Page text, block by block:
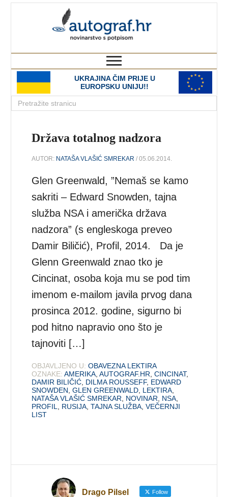
UKRAJINA ČIM PRIJE U
EUROPSKU UNIJU!!
Država totalnog nadzora
AUTOR: NATAŠA VLAŠIĆ SMREKAR / 05.06.2014.
Glen Greenwald, ”Nemaš se kamo
sakriti – Edward Snowden, tajna
služba NSA i američka država
nadzora” (s engleskoga preveo
Damir Biličić), Profil, 2014. Da je
Glenn Greenwald znao tko je
Cincinat, osoba koja mu se pod tim
imenom e-mailom javila prvog dana
prosinca 2012. godine, sigurno bi
pod hitno napravio ono što je
tajnoviti […]
OBJAVLJENO U: OBAVEZNA LEKTIRA
OZNAKE: AMERIKA ,AUTOGRAF.HR ,CINCINAT,
DAMIR BILIČIĆ DILMA ROUSSEFF, EDWARD
SNOWDEN ,GLEN GREENWALD LEKTIRA
NATAŠA VLAŠIĆ SMREKAR
NOVINAR NSA
PROFIL
RUSIJA ,TAJNA SLUŽBA ,VEČERNJI
LIST
Drago Pilsel Follow